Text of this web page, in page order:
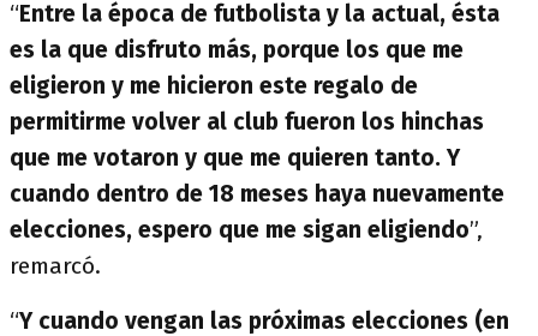
“Entre la época de futbolista y la actual, ésta
es la que disfruto más, porque los que me
eligieron y me hicieron este regalo de
permitirme volver al club fueron los hinchas
que me votaron y que me quieren tanto. Y
cuando dentro de 18 meses haya nuevamente
elecciones, espero que me sigan eligiendo”,
remarcó.
“Y cuando vengan las próximas elecciones (en